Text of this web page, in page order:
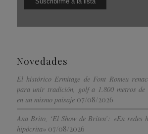
Novedades
El histórico Ermitage de Font Romeu
para unir tradición, golf a 1.800 metros de
en un mismo paisaje 07/08/2026
Ana Brito, ‘El Show de Briten’: «En redes
hipócrita» 07/08/2026